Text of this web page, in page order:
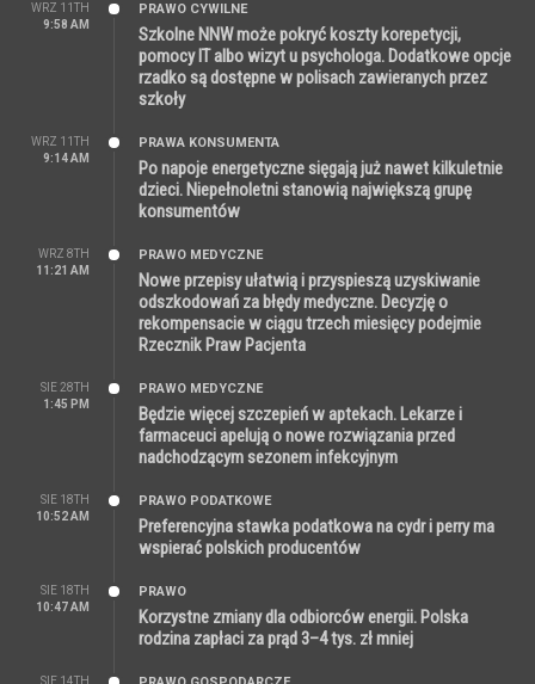
WRZ 11TH
9:58 AM
PRAWO CYWILNE
Szkolne NNW może pokryć koszty korepetycji,
pomocy IT albo wizyt u psychologa. Dodatkowe opcje
rzadko są dostępne w polisach zawieranych przez
szkoły
WRZ 11TH
9:14 AM
PRAWA KONSUMENTA
Po napoje energetyczne sięgają już nawet kilkuletnie
dzieci. Niepełnoletni stanowią największą grupę
konsumentów
WRZ 8TH
11:21 AM
PRAWO MEDYCZNE
Nowe przepisy ułatwią i przyspieszą uzyskiwanie
odszkodowań za błędy medyczne. Decyzję o
rekompensacie w ciągu trzech miesięcy podejmie
Rzecznik Praw Pacjenta
SIE 28TH
1:45 PM
PRAWO MEDYCZNE
Będzie więcej szczepień w aptekach. Lekarze i
farmaceuci apelują o nowe rozwiązania przed
nadchodzącym sezonem infekcyjnym
SIE 18TH
10:52 AM
PRAWO PODATKOWE
Preferencyjna stawka podatkowa na cydr i perry ma
wspierać polskich producentów
SIE 18TH
10:47 AM
PRAWO
Korzystne zmiany dla odbiorców energii. Polska
rodzina zapłaci za prąd 3–4 tys. zł mniej